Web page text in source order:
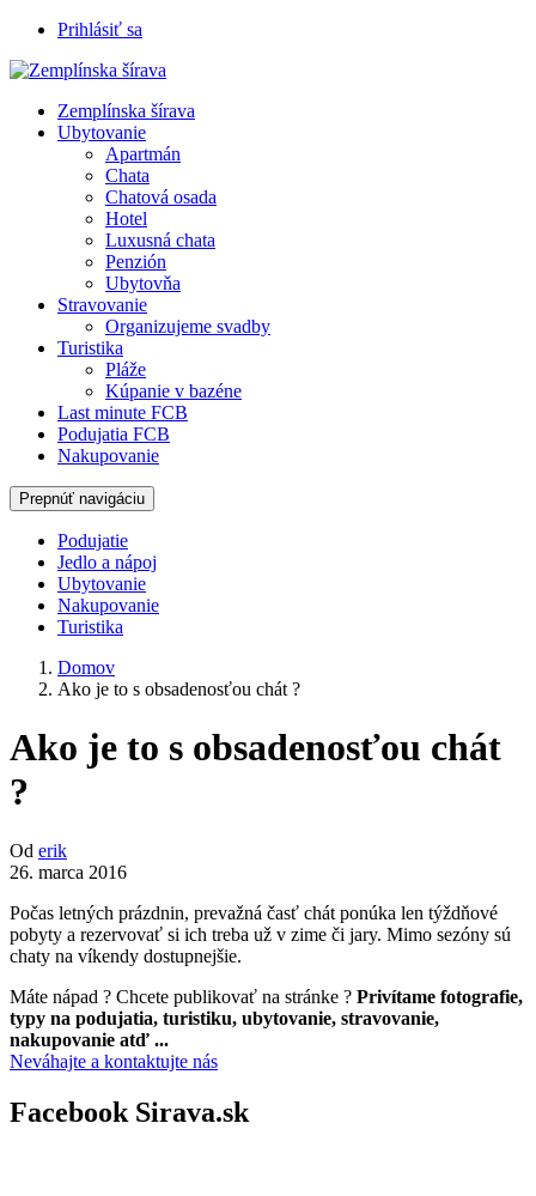
Prihlásiť sa
Zemplínska šírava
Ubytovanie
Apartmán
Chata
Chatová osada
Hotel
Luxusná chata
Penzión
Ubytovňa
Stravovanie
Organizujeme svadby
Turistika
Pláže
Kúpanie v bazéne
Last minute FCB
Podujatia FCB
Nakupovanie
Prepnúť navigáciu
Podujatie
Jedlo a nápoj
Ubytovanie
Nakupovanie
Turistika
Domov
Ako je to s obsadenosťou chát ?
Ako je to s obsadenosťou chát
?
Od erik
26. marca 2016
Počas letných prázdnin, prevažná časť chát ponúka len týždňové
pobyty a rezervovať si ich treba už v zime či jary. Mimo sezóny sú
chaty na víkendy dostupnejšie.
Máte nápad ? Chcete publikovať na stránke ? Privítame fotografie,
typy na podujatia, turistiku, ubytovanie, stravovanie,
nakupovanie atď ...
Neváhajte a kontaktujte nás
Facebook Sirava.sk